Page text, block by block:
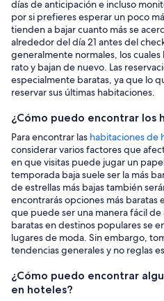
días de anticipación e incluso
por si prefieres esperar un poco
tienden a bajar cuanto más se
alrededor del día 21 antes del
generalmente normales, los
rato y bajan de nuevo. Las
especialmente baratas, ya que lo
reservar sus últimas habitaciones.
¿Cómo puedo encontrar los
Para encontrar las habitaciones de
considerar varios factores que
en que visitas puede jugar un
temporada baja suele ser la más
de estrellas más bajas también
encontrarás opciones más baratas
que puede ser una manera fácil de
baratas en destinos populares se
lugares de moda. Sin embargo,
tendencias generales y no reglas
¿Cómo puedo encontrar
en hoteles?